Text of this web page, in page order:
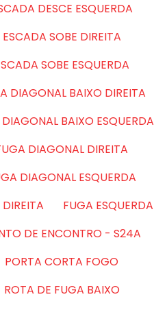
DESCE ESQUERDA
ESCADA SOBE DIREITA
SOBE ESQUERDA
DIAGONAL BAIXO DIREITA
BAIXO ESQUERDA
DIAGONAL DIREITA
DIAGONAL ESQUERDA
FUGA ESQUERDA
DE ENCONTRO - S24A
PORTA CORTA FOGO
ROTA DE FUGA BAIXO